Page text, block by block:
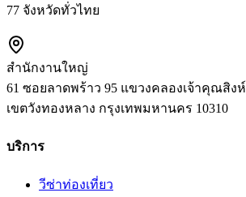
77 จังหวัดทั่วไทย
สำนักงานใหญ่
61 ซอยลาดพร้าว 95 แขวงคลองเจ้าคุณสิงห์
เขตวังทองหลาง กรุงเทพมหานคร 10310
บริการ
วีซ่าท่องเที่ยว